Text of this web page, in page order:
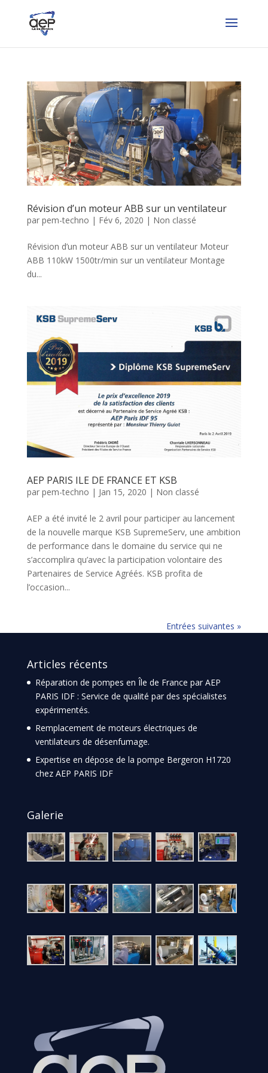
Révision d’un moteur ABB sur un ventilateur
par pem-techno | Fév 6, 2020 | Non classé
Révision d’un moteur ABB sur un ventilateur Moteur
ABB 110kW 1500tr/min sur un ventilateur Montage
du...
AEP PARIS ILE DE FRANCE ET KSB
par pem-techno | Jan 15, 2020 | Non classé
AEP a été invité le 2 avril pour participer au lancement
de la nouvelle marque KSB SupremeServ, une ambition
de performance dans le domaine du service qui ne
s’accomplira qu’avec la participation volontaire des
Partenaires de Service Agréés. KSB profita de
l’occasion...
Entrées suivantes »
Articles récents
Réparation de pompes en Île de France par AEP
PARIS IDF : Service de qualité par des spécialistes
expérimentés.
Remplacement de moteurs électriques de
ventilateurs de désenfumage.
Expertise en dépose de la pompe Bergeron H1720
chez AEP PARIS IDF
Galerie